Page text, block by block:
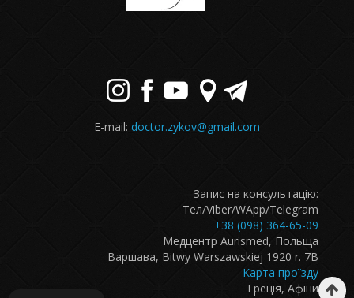
E-mail: doctor.zykov@gmail.com
Запис на консультацію:
Тел/Viber/WApp/Telegram
+38 (098) 364-65-09
Медцентр Aurismed, Польща
Варшава, Bitwy Warszawskiej 1920 r. 7B
Карта проїзду
Греція, Афіни